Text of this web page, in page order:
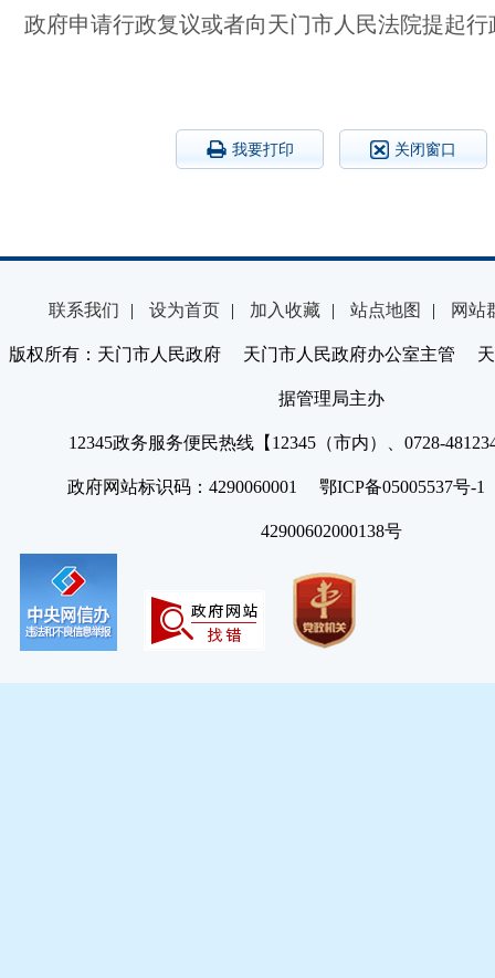
政府申请行政复议或者向天门市人民法院提起行
我要打印 关闭窗口
联系我们 | 设为首页 | 加入收藏 | 站点地图 | 网站
版权所有：天门市人民政府 天门市人民政府办公室主管 天
据管理局主办
12345政务服务便民热线【12345（市内）、0728-
政府网站标识码：4290060001 鄂ICP备05005537号
42900602000138号